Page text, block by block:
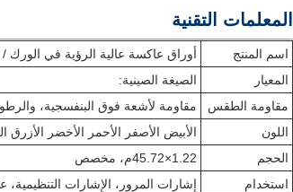
المعلمات التقنية
اسم المنتج
أوراق عاكسة عالية الرؤية في الورك / EGP / الماس للسلامة علامات الطريق
المعيار
الصيغة الصينية:
مقاومة الطقس
مقاومة لأشعة فوق البنفسجية،
اللون
الأبيض الأصفر الأحمر الأخضر الأزرق
الحجم
1.22×45.72م، مخصص
استخدام
إشارات المرور، الإشارات التنظيمية،